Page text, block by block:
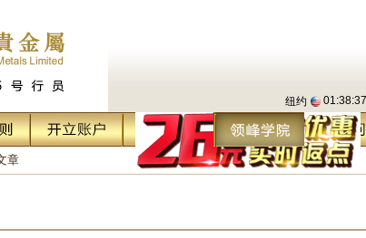
纽约 01:38:38
章